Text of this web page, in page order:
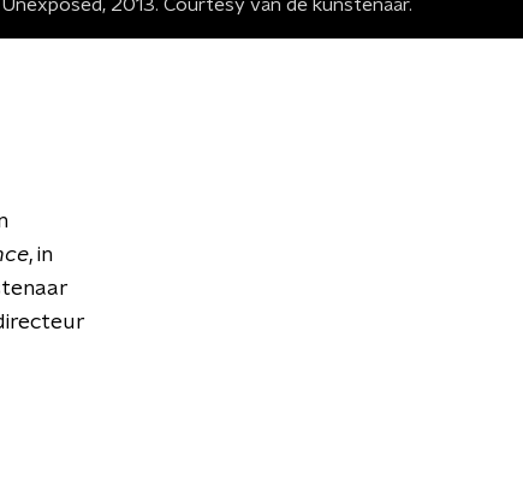
Unexposed, 2013. Courtesy van de kunstenaar.
, in